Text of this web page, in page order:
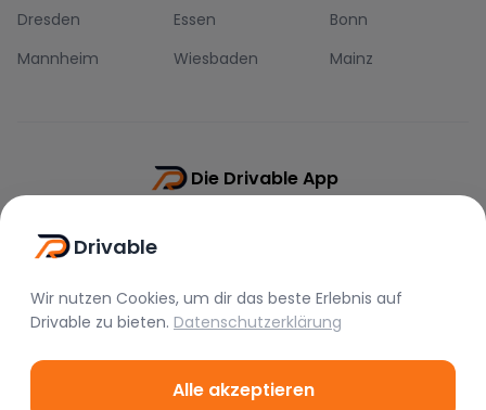
Dresden
Essen
Bonn
Mannheim
Wiesbaden Mainz
Die Drivable App
Drivable
Wir nutzen Cookies, um dir das beste Erlebnis auf
Drivable zu bieten. Datenschutzerklärung
Alle akzeptieren